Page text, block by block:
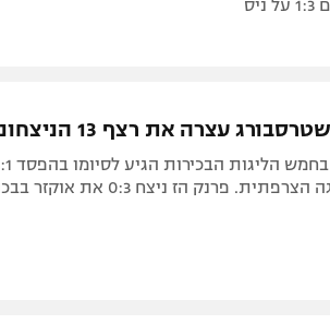
עצרה את רצף 13 הניצחונות של ליון
פרנק הז ניצח 0:3 את אוקזר בבכורה כמאמן ראן